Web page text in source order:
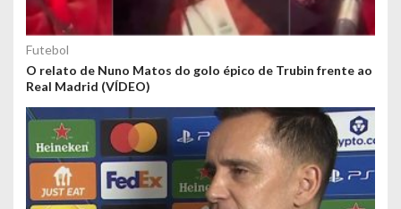
Futebol
O relato de Nuno Matos do golo épico de Trubin frente ao
Real Madrid (VÍDEO)